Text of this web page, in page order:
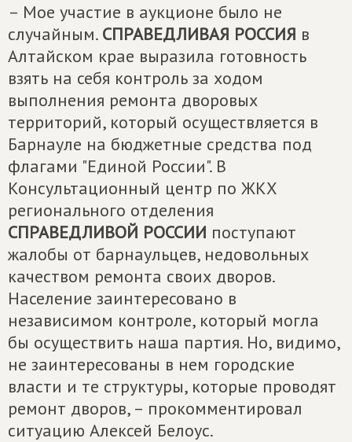
– Мое участие в аукционе было не
случайным. СПРАВЕДЛИВАЯ РОССИЯ в
Алтайском крае выразила готовность
взять на себя контроль за ходом
выполнения ремонта дворовых
территорий, который осуществляется в
Барнауле на бюджетные средства под
флагами "Единой России". В
Консультационный центр по ЖКХ
регионального отделения
СПРАВЕДЛИВОЙ РОССИИ поступают
жалобы от барнаульцев, недовольных
качеством ремонта своих дворов.
Население заинтересовано в
независимом контроле, который могла
бы осуществить наша партия. Но, видимо,
не заинтересованы в нем городские
власти и те структуры, которые проводят
ремонт дворов, – прокомментировал
ситуацию Алексей Белоус.